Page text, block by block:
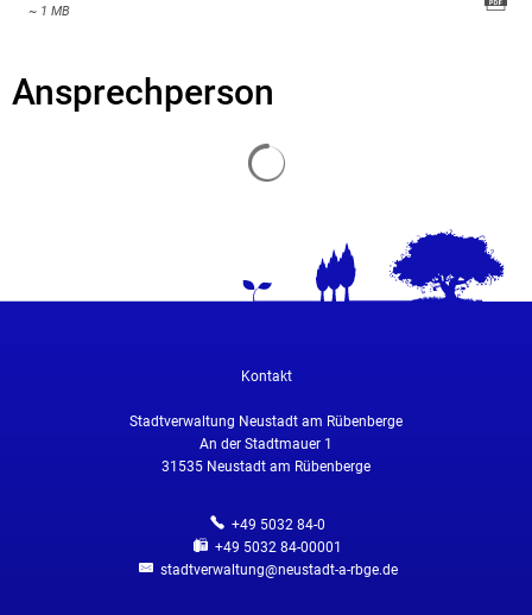
~ 1 MB
Ansprechperson
Kontakt
Stadtverwaltung Neustadt am Rübenberge
An der Stadtmauer 1
31535 Neustadt am Rübenberge
+49 5032 84-0
+49 5032 84-00001
stadtverwaltung@neustadt-a-rbge.de